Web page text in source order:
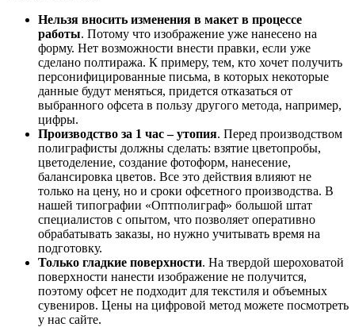
Нельзя вносить изменения в макет в процессе
работы. Потому что изображение уже нанесено на
форму. Нет возможности внести правки, если уже
сделано полтиража. К примеру, тем, кто хочет получить
персонифицированные письма, в которых некоторые
данные будут меняться, придется отказаться от
выбранного офсета в пользу другого метода, например,
цифры.
Производство за 1 час – утопия. Перед производством
полиграфисты должны сделать: взятие цветопробы,
цветоделение, создание фотоформ, нанесение,
балансировка цветов. Все это действия влияют не
только на цену, но и сроки офсетного производства. В
нашей типографии «Оптполиграф» большой штат
специалистов с опытом, что позволяет оперативно
обрабатывать заказы, но нужно учитывать время на
подготовку.
Только гладкие поверхности. На твердой шероховатой
поверхности нанести изображение не получится,
поэтому офсет не подходит для текстиля и объемных
сувениров. Цены на цифровой метод можете посмотреть
у нас сайте.